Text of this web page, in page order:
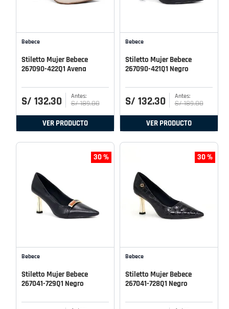
Bebece
Stiletto Mujer Bebece
267090-422Q1 Avena
S/ 132.30 S/ 189.00
VER PRODUCTO
Bebece
Stiletto Mujer Bebece
267090-421Q1 Negro
S/ 132.30 S/ 189.00
VER PRODUCTO
30 %
Bebece
Stiletto Mujer Bebece
267041-729Q1 Negro
30 %
Bebece
Stiletto Mujer Bebece
267041-728Q1 Negro